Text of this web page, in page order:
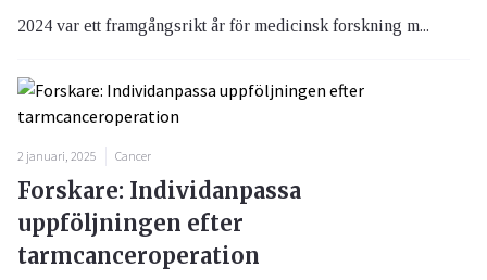
2024 var ett framgångsrikt år för medicinsk forskning m...
2 januari, 2025 Cancer
Forskare: Individanpassa
uppföljningen efter
tarmcanceroperation